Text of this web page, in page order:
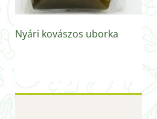
Nyári kovászos uborka